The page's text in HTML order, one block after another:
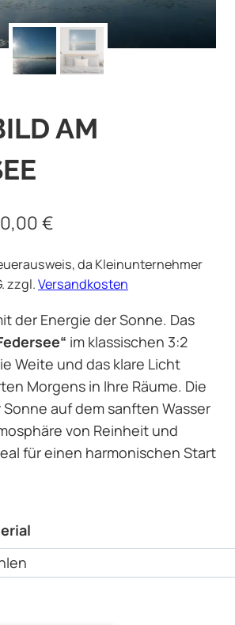
AM
€
da Kleinunternehmer
zzgl.Versandkosten
der Energie der Sonne. Das
im klassischen 3:2
Weite und das klare Licht
Morgens in Ihre Räume. Die
auf dem sanften Wasser
von Reinheit und
für einen harmonischen Start